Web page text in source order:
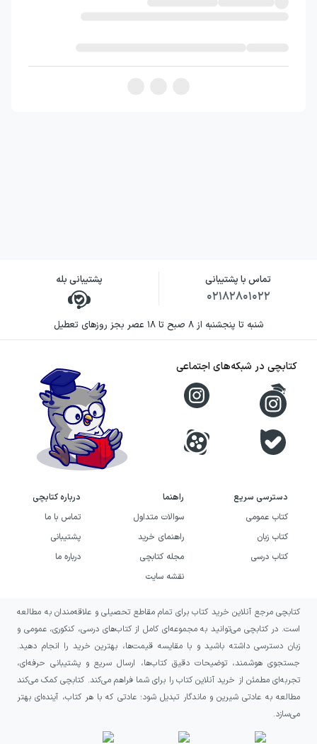
تماس با پشتیبانی
۰۲۱۸۲۸۰۱۰۲۲
پشتیبانی بله
شنبه تا پنجشنبه از ۸ صبح تا ۱۸ عصر بجز روزهای تعطیل
دسترسی سریع
کتاب عمومی
کتاب زبان
کتاب درسی
راهنما
سوالات متداول
راهنمای خرید
مجله کتابچی
نقشه سایت
درباره کتابچی
تماس با ما
پشتیبانی
درباره ما
کتابچی در شبکه‌های اجتماعی
کتابچی مرجع آنلاین خرید کتاب برای تمام مقاطع تحصیلی و علاقه‌مندان به مطالعه
است. در کتابچی می‌توانید به مجموعه‌ای کامل از کتاب‌های درسی، کنکوری، عمومی و
زبان دسترسی داشته باشید و با مقایسه قیمت‌ها، بهترین خرید را انجام دهید.
جستجوی هوشمند، توضیحات دقیق کتاب‌ها، ارسال سریع و پشتیبانی حرفه‌ای،
تجربه‌ای مطمئن از خرید آنلاین کتاب را برای شما فراهم می‌کند. کتابچی کمک می‌کند
مطالعه به عادتی شیرین و ماندگار تبدیل شود؛ عادتی که با هر کتاب، آینده‌ای بهتر
می‌سازد.